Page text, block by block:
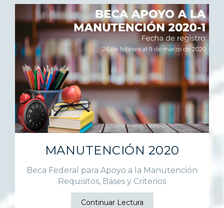
MANUTENCIÓN 2020
Beca Federal para Apoyo a la Manutención
Requisitos, Bases y Criterios
Continuar Lectura